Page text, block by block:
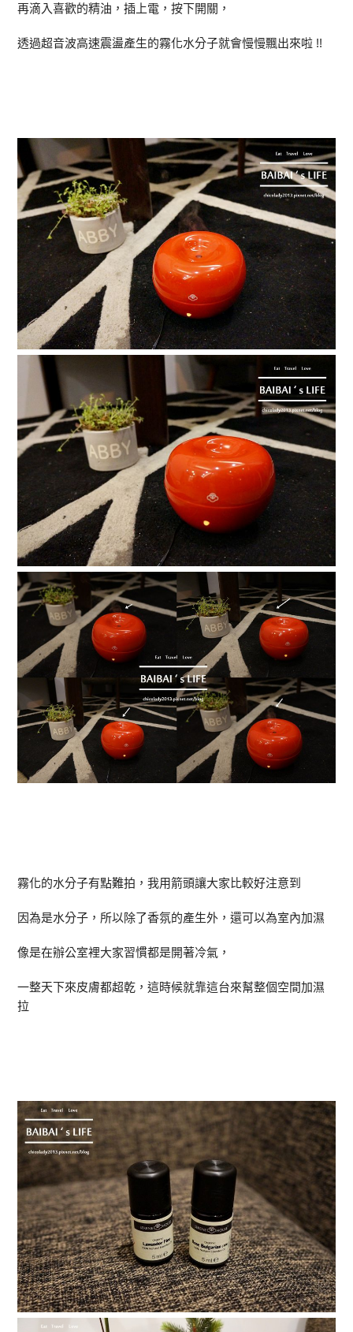
再滴入喜歡的精油，插上電，按下開關，
透過超音波高速震盪產生的霧化水分子就會慢慢飄出來啦 !!
霧化的水分子有點難拍，我用箭頭讓大家比較好注意到
因為是水分子，所以除了香氛的產生外，還可以為室內加濕
像是在辦公室裡大家習慣都是開著冷氣，
一整天下來皮膚都超乾，這時候就靠這台來幫整個空間加濕
拉